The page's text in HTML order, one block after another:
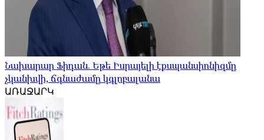
Նախարար Ֆիդան. Եթե Իսրայելի էքսպանսիոնիզմը
չկանխվի, ճգնաժամը կգլոբալանա
ԱՌԱՋԱՐԿ